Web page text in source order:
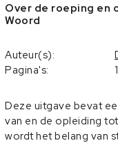
Over de roeping en
Woord
Auteur(s):
Pagina's:
Deze uitgave bevat
van en de opleiding
wordt het belang van